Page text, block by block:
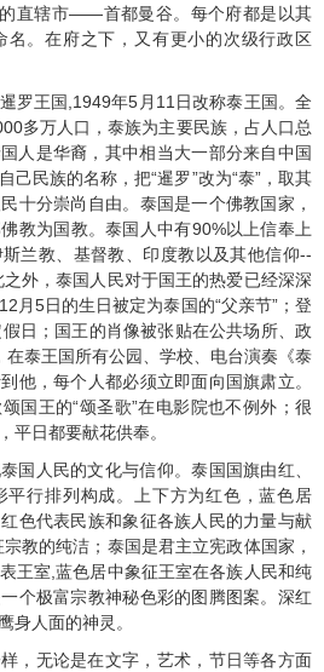
直辖市——首都曼谷。每个府都是以其
名。在府之下，又有更小的次级行政区
罗王国,1949年5月 11日改称泰王国。全
多万人口，泰族为主要民族，占人口总
人是华裔，其中相当大一部分来自中国
己民族的名称，把“暹罗”改为“泰”，取其
十分崇尚自由。泰国是一个佛教国家，
教为国教。泰国人中有90%以上信奉上
兰教、基督教、印度教以及其他信仰--
之外，泰国人民对于国王的热爱已经深深
12月5日的生日被定为泰国的“父亲节”；登
日；国王的肖像被张贴在公共场所、政
在泰王国所有公园、学校、电台演奏《泰
他，每个人都必须立即面向国旗肃立。
国王的“颂圣歌”在电影院也不例外；很
平日都要献花供奉。
国人民的文化与信仰。泰国国旗由红、
平行排列构成。上下方为红色，蓝色居
色代表民族和象征各族人民的力量与献
教的纯洁；泰国是君主立宪政体国家，
王室,蓝色居中象征王室在各族人民和纯
个极富宗教神秘色彩的图腾图案。深红
身人面的神灵。
，无论是在文字，艺术，节日等各方面